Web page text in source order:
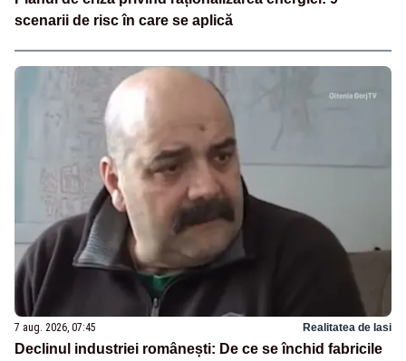
scenarii de risc în care se aplică
7 aug. 2026, 07:45 Realitatea de Iasi
Declinul industriei românești: De ce se închid fabricile